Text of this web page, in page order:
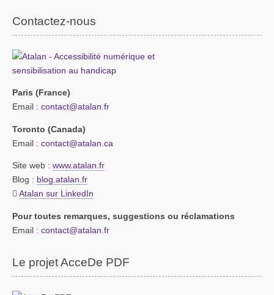
Contactez-nous
Paris (France)
Email : contact@atalan.fr
Toronto (Canada)
Email : contact@atalan.ca
Site web : www.atalan.fr
Blog : blog.atalan.fr
Atalan sur LinkedIn
Pour toutes remarques, suggestions ou réclamations
Email : contact@atalan.fr
Le projet AcceDe PDF